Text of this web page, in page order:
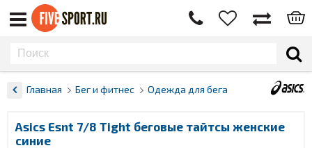
Главная Бег и фитнес Одежда для бега
Asics Esnt 7/8 Tight беговые тайтсы женские
синие